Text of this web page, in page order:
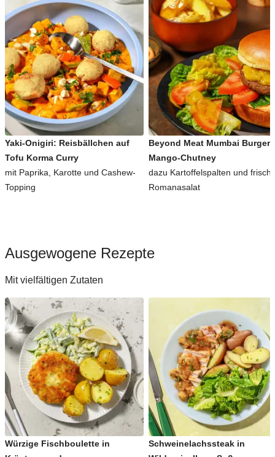
Yaki-Onigiri: Reisbällchen auf
Tofu Korma Curry
mit Paprika, Karotte und Cashew-
Topping
Beyond Meat Mumbai Burger
Mango-Chutney
dazu Kartoffelspalten und
Romanasalat
Ausgewogene Rezepte
Mit vielfältigen Zutaten
Würzige Fischboulette in
Schweinelachssteak in